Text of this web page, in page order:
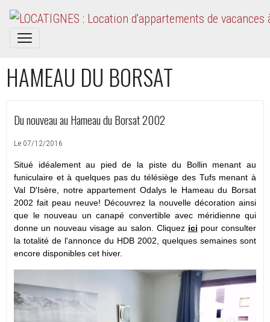
HAMEAU DU BORSAT
Du nouveau au Hameau du Borsat 2002
Le 07/12/2016
Situé idéalement au pied de la piste du Bollin menant au
funiculaire et à quelques pas du télésiège des Tufs menant à
Val D'Isère, notre appartement Odalys le Hameau du Borsat
2002 fait peau neuve! Découvrez la nouvelle décoration ainsi
que le nouveau un canapé convertible avec méridienne qui
donne un nouveau visage au salon. Cliquez ici pour consulter
la totalité de l'annonce du HDB 2002, quelques semaines sont
encore disponibles cet hiver.